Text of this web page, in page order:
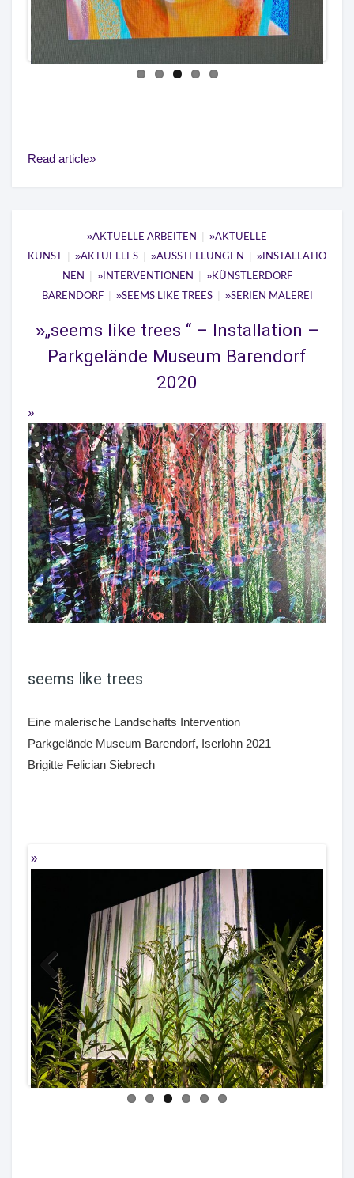
Read article
AKTUELLE ARBEITEN |
AKTUELLE
KUNST
| AKTUELLES | AUSSTELLUNGEN |
INSTALLATIO
NEN
| INTERVENTIONEN |
KÜNSTLERDORF
BARENDORF | SEEMS LIKE TREES | SERIEN MALEREI
„seems like trees “ – Installation –
Parkgelände Museum Barendorf
2020
seems like trees
Eine malerische Landschafts Intervention
Parkgelände Museum Barendorf, Iserlohn 2021
Brigitte Felician Siebrech
Previous Next